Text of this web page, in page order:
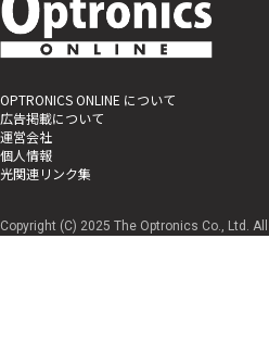
OPTRONICS ONLINE について
広告掲載について
運営会社
個人情報
光関連リンク集
Copyright (C) 2025 The Optronics Co., Ltd.